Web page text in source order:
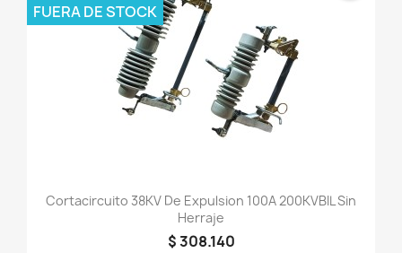
Cortacircuito 38KV De Expulsion 100A 200KVBIL Sin
Herraje
$ 308.140
FUERA DE STOCK